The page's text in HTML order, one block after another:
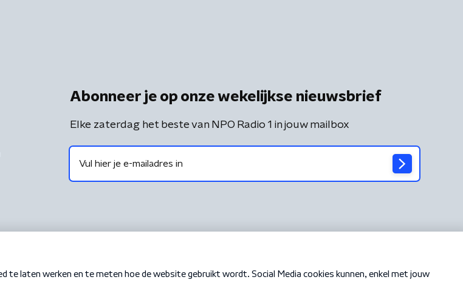
Abonneer je op onze wekelijkse nieuwsbrief
Elke zaterdag het beste van NPO Radio 1 in jouw mailbox